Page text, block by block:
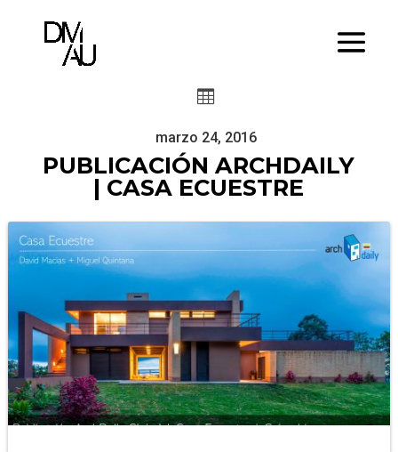

marzo 24, 2016
PUBLICACIÓN ARCHDAILY
| CASA ECUESTRE